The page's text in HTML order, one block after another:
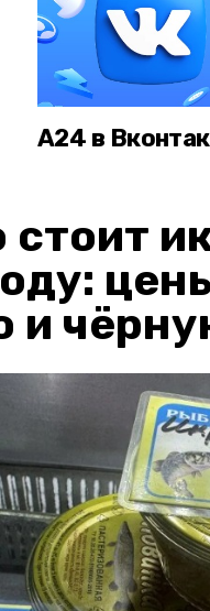
А24 в
стоит
и